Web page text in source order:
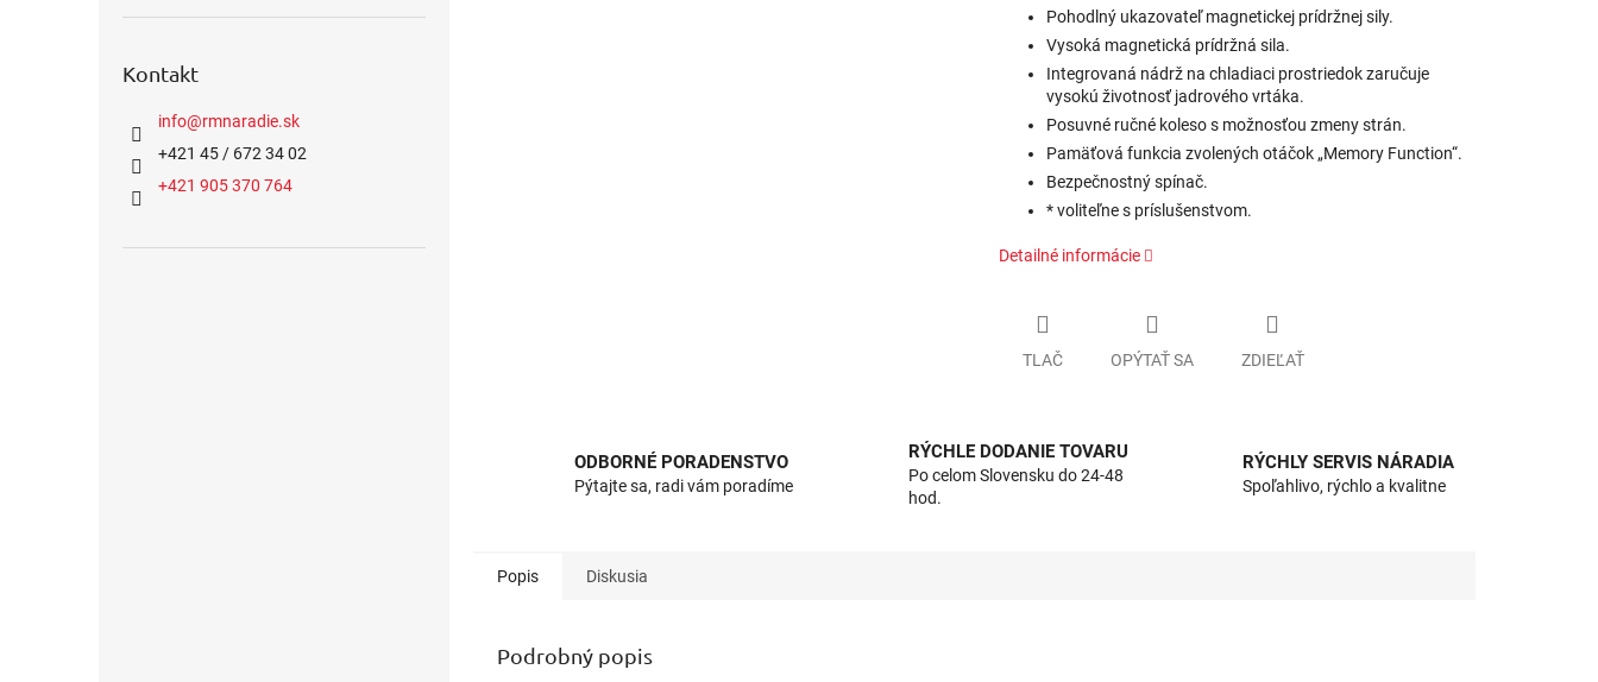
Kontakt
info@rmnaradie.sk
+421 45 / 672 34 02
+421 905 370 764
Pohodlný ukazovateľ magnetickej prídržnej sily.
Vysoká magnetická prídržná sila.
Integrovaná nádrž na chladiaci prostriedok zaručuje
vysokú životnosť jadrového vrtáka.
Posuvné ručné koleso s možnosťou zmeny strán.
Pamäťová funkcia zvolených otáčok „Memory Function“.
Bezpečnostný spínač.
* voliteľne s príslušenstvom.
Detailné informácie
TLAČ OPÝTAŤ SA ZDIEĽAŤ
ODBORNÉ PORADENSTVO
Pýtajte sa, radi vám poradíme
RÝCHLE DODANIE TOVARU
Po celom Slovensku do 24-48
hod.
RÝCHLY SERVIS NÁRADIA
Spoľahlivo, rýchlo a kvalitne
Popis Diskusia
Podrobný popis